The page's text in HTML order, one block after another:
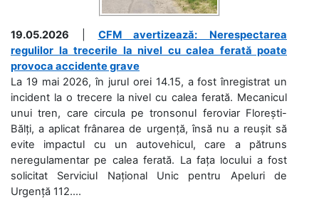
19.05.2026
CFM avertizează: Nerespectarea
regulilor la trecerile la nivel cu calea ferată poate
provoca accidente grave
La 19 mai 2026, în jurul orei 14.15, a fost înregistrat un
incident la o trecere la nivel cu calea ferată. Mecanicul
unui tren, care circula pe tronsonul feroviar Florești-
Bălți, a aplicat frânarea de urgență, însă nu a reușit să
evite impactul cu un autovehicul, care a pătruns
neregulamentar pe calea ferată. La fața locului a fost
solicitat Serviciul Național Unic pentru Apeluri de
Urgență 112....